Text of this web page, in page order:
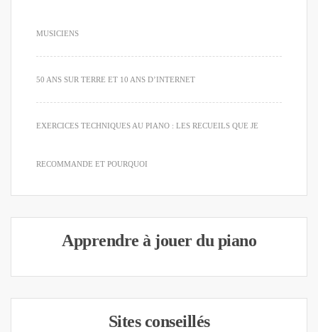
MUSICIENS
50 ANS SUR TERRE ET 10 ANS D’INTERNET
EXERCICES TECHNIQUES AU PIANO : LES RECUEILS QUE JE
RECOMMANDE ET POURQUOI
Apprendre à jouer du piano
Sites conseillés